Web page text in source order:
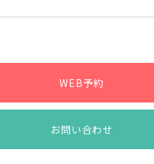
WEB予約
お問い合わせ